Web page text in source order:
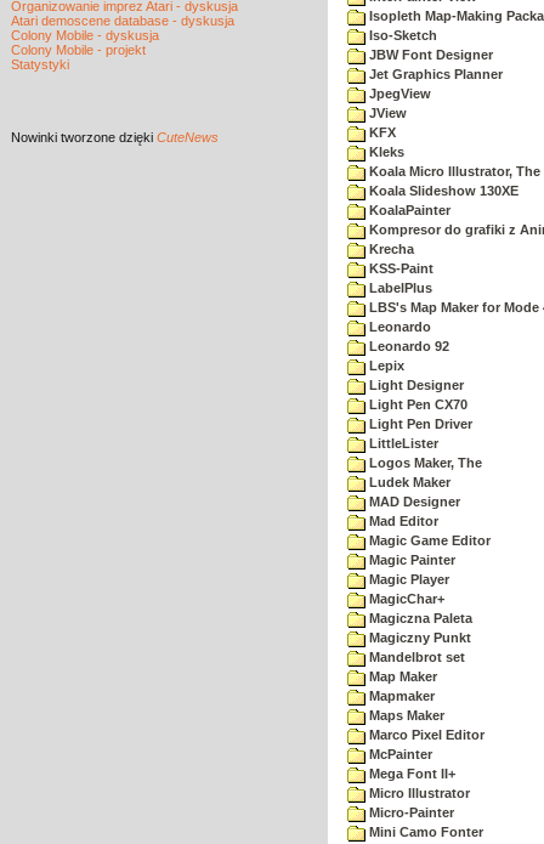
Organizowanie imprez Atari - dyskusja
Atari demoscene database - dyskusja
Colony Mobile - dyskusja
Colony Mobile - projekt
Statystyki
Nowinki tworzone dzięki CuteNews
Isopleth Map-Making
Iso-Sketch
JBW Font Designer
Jet Graphics Planner
JpegView
JView
KFX
Kleks
Koala Micro Illustrator, The
Koala Slideshow 130XE
KoalaPainter
Kompresor do grafiki z
Krecha
KSS-Paint
LabelPlus
LBS's Map Maker for Mode
Leonardo
Leonardo 92
Lepix
Light Designer
Light Pen CX70
Light Pen Driver
LittleLister
Logos Maker, The
Ludek Maker
MAD Designer
Mad Editor
Magic Game Editor
Magic Painter
Magic Player
MagicChar+
Magiczna Paleta
Magiczny Punkt
Mandelbrot set
Map Maker
Mapmaker
Maps Maker
Marco Pixel Editor
McPainter
Mega Font II+
Micro Illustrator
Micro-Painter
Mini Camo Fonter